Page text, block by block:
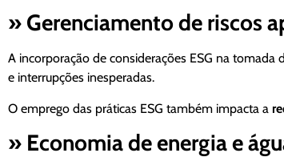
» Gerenciamento de riscos
A incorporação de considerações ESG na tomada
e interrupções inesperadas.
O emprego das práticas ESG também impacta a
» Economia de energia e